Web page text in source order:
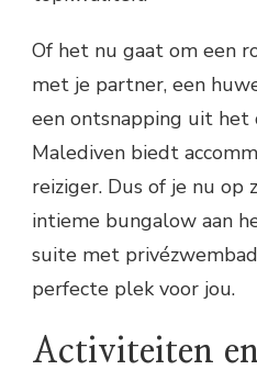
Of het nu gaat om een
met je partner, een
een ontsnapping uit het
Malediven biedt
reiziger. Dus of je nu op
intieme bungalow aan
suite met
perfecte plek voor jou.
Activiteiten